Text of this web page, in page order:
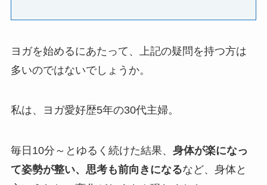
ヨガを始めるにあたって、上記の疑問を持つ方は
多いのではないでしょうか。
私は、ヨガ愛好歴5年の30代主婦。
毎日10分～とゆるく続けた結果、 身体が楽になっ
て姿勢が整い、思考も前向きになるなど、身体と